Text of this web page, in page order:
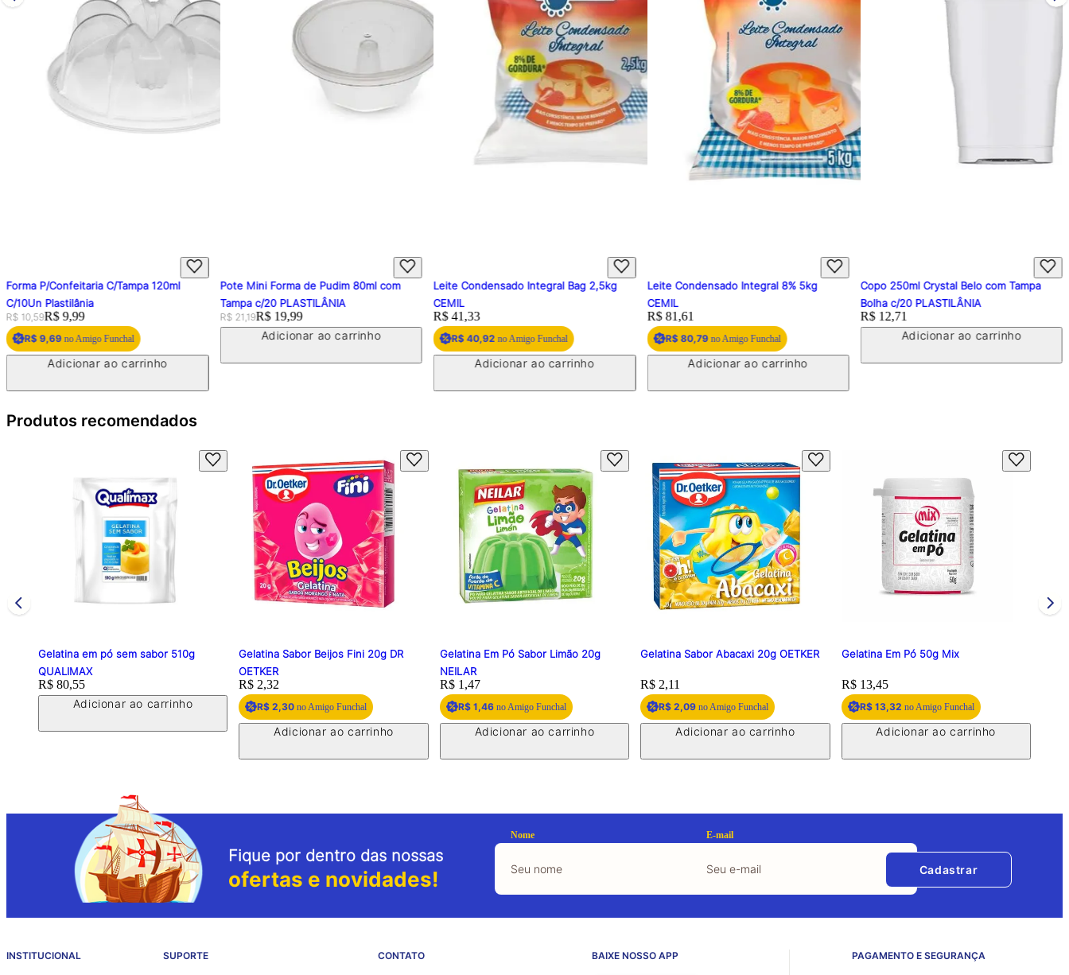
Forma P/Confeitaria C/Tampa 120ml
C/10Un Plastilânia
Original price:
R$ 10,59Price:
R$ 9,99
R$ 9,69no Amigo Funchal
Adicionar ao carrinho
Pote Mini Forma de Pudim 80ml com
Tampa c/20 PLASTILÂNIA
Original price:
R$ 21,19Price:
R$ 19,99
Adicionar ao carrinho
Leite Condensado Integral Bag 2,5kg
CEMIL
Price:
R$ 41,33
R$ 40,92 no Amigo Funchal
Adicionar ao carrinho
Leite Condensado Integral 8% 5kg
CEMIL
Price:
R$ 81,61
R$ 80,79no Amigo Funchal
Adicionar ao carrinho
Copo 250ml Crystal Belo com Tampa
Bolha c/20 PLASTILÂNIA
Price:
R$ 12,71
Adicionar ao carrinho
Produtos recomendados
Gelatina em pó sem sabor 510g
QUALIMAX
Price:
R$ 80,55
Adicionar ao carrinho
Gelatina Sabor Beijos Fini 20g DR
OETKER
Price:
R$ 2,32
R$ 2,30 no Amigo Funchal
Adicionar ao carrinho
Gelatina Em Pó Sabor Limão 20g
NEILAR
Price:
R$ 1,47
R$ 1,46no Amigo Funchal
Adicionar ao carrinho
Gelatina Sabor Abacaxi 20g OETKER
Price:
R$ 2,11
R$ 2,09 no Amigo Funchal
Adicionar ao carrinho
Gelatina Em Pó 50g Mix
Price:
R$ 13,45
R$ 13,32 no Amigo Funchal
Adicionar ao carrinho
Fique por dentro das nossas
ofertas e novidades!
Nome E-mail
Cadastrar
INSTITUCIONAL SUPORTE CONTATO BAIXE NOSSO APP PAGAMENTO E SEGURANÇA